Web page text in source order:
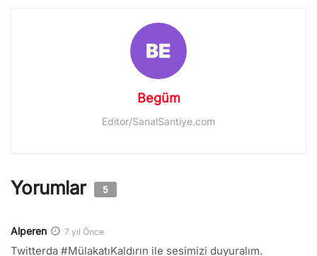
Begüm
Editor/SanalSantiye.com
Yorumlar 5
Alperen 7 yıl Önce
Twitterda #MülakatıKaldırın ile sesimizi duyuralım.